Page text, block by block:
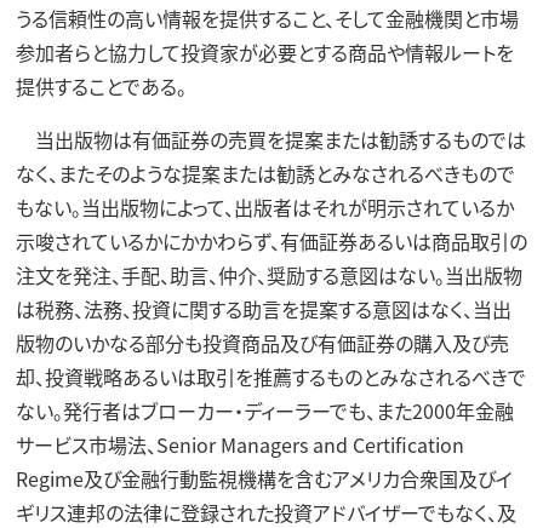
うる信頼性の高い情報を提供すること、そして金融機関と市場
参加者らと協力して投資家が必要とする商品や情報ルートを
提供することである。
当出版物は有価証券の売買を提案または勧誘するものでは
なく、またそのような提案または勧誘とみなされるべきもので
もない。当出版物によって、出版者はそれが明示されているか
示唆されているかにかかわらず、有価証券あるいは商品取引の
注文を発注、手配、助言、仲介、奨励する意図はない。当出版物
は税務、法務、投資に関する助言を提案する意図はなく、当出
版物のいかなる部分も投資商品及び有価証券の購入及び売
却、投資戦略あるいは取引を推薦するものとみなされるべきで
ない。発行者はブローカー・ディーラーでも、また2000年金融
サービス市場法、Senior Managers and Certification
Regime及び金融行動監視機構を含むアメリカ合衆国及びイ
ギリス連邦の法律に登録された投資アドバイザーでもなく、及